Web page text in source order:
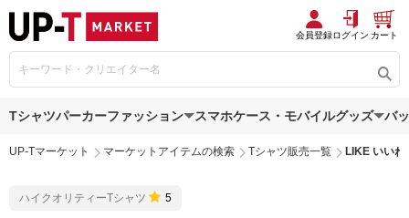
会員登録ログイン カート
Tシャツパーカーファッション スマホケース・モバイルグッズ バ
UP-Tマーケット マーケットアイテムの検索 Tシャツ販売一覧 LIKE いいね!
ハイクオリティーTシャツ 5